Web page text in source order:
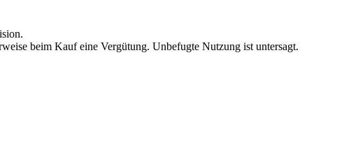
beim Kauf eine Vergütung. Unbefugte Nutzung ist untersagt.